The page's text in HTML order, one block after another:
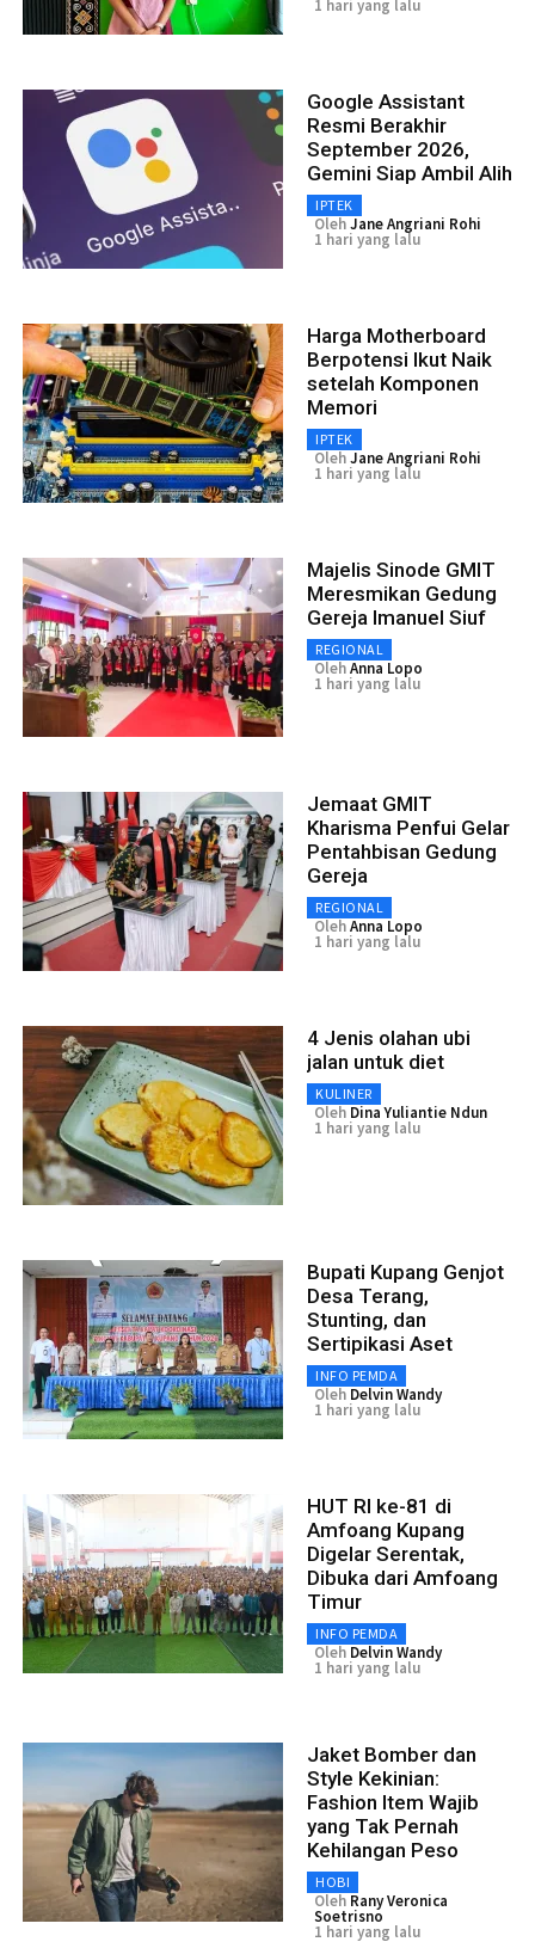
1 hari yang lalu
Google Assistant
Resmi Berakhir
September 2026,
Gemini Siap Ambil Alih
IPTEK
OlehJane Angriani Rohi
1 hari yang lalu
Harga Motherboard
Berpotensi Ikut Naik
setelah Komponen
Memori
IPTEK
OlehJane Angriani Rohi
1 hari yang lalu
Majelis Sinode GMIT
Meresmikan Gedung
Gereja Imanuel Siuf
REGIONAL
OlehAnna Lopo
1 hari yang lalu
Jemaat GMIT
Kharisma Penfui Gelar
Pentahbisan Gedung
Gereja
REGIONAL
OlehAnna Lopo
1 hari yang lalu
4 Jenis olahan ubi
jalan untuk diet
KULINER
Oleh Dina Yuliantie Ndun
1 hari yang lalu
Bupati Kupang Genjot
Desa Terang,
Stunting, dan
Sertipikasi Aset
INFO PEMDA
Oleh Delvin Wandy
1 hari yang lalu
HUT RI ke-81 di
Amfoang Kupang
Digelar Serentak,
Dibuka dari Amfoang
Timur
INFO PEMDA
Oleh Delvin Wandy
1 hari yang lalu
Jaket Bomber dan
Style Kekinian:
Fashion Item Wajib
yang Tak Pernah
Kehilangan Peso
HOBI
Oleh Rany Veronica
Soetrisno
1 hari yang lalu